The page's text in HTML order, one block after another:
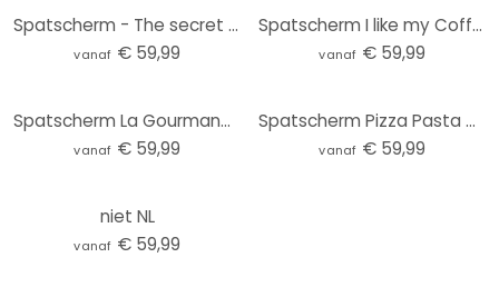
Spatscherm - The secret ingredient is always love
vanaf € 59,99
Spatscherm I like my Coffee how I like myself
vanaf € 59,99
Spatscherm La Gourmandise
vanaf € 59,99
Spatscherm Pizza Pasta & Vino - zwart
vanaf € 59,99
niet NL
vanaf € 59,99